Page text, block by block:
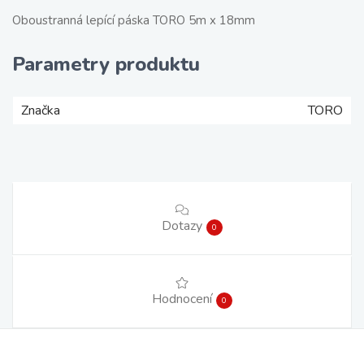
Oboustranná lepící páska TORO 5m x 18mm
Parametry produktu
Značka TORO
Dotazy 0
Hodnocení 0